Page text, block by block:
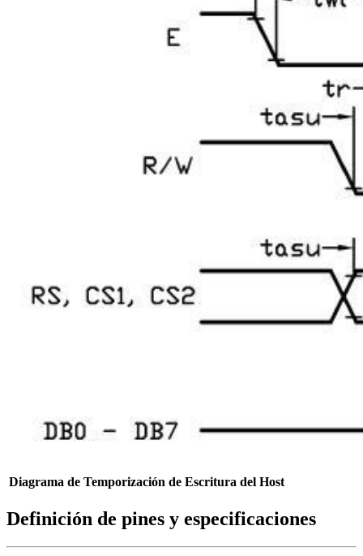
Diagrama de Temporización de Escritura del Host
Definición de pines y especificaciones